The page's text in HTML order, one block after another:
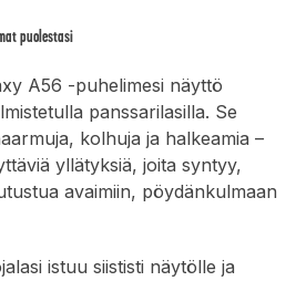
puolestasi
A56 -puhelimesi näyttö
panssarilasilla. Se
kolhuja ja halkeamia –
yllätyksiä, joita syntyy,
avaimiin, pöydänkulmaan
istuu siististi näytölle ja